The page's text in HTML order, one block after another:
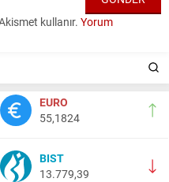
EURO
55,1824
BIST
13.779,39
kullanır. Yorum